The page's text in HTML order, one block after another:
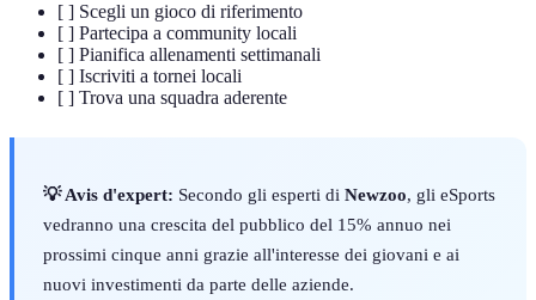
[ ] Scegli un gioco di riferimento
[ ] Partecipa a community locali
[ ] Pianifica allenamenti settimanali
[ ] Iscriviti a tornei locali
[ ] Trova una squadra aderente
💡 Avis d'expert: Secondo gli esperti di Newzoo, gli eSports
vedranno una crescita del pubblico del 15% annuo nei
prossimi cinque anni grazie all'interesse dei giovani e ai
nuovi investimenti da parte delle aziende.